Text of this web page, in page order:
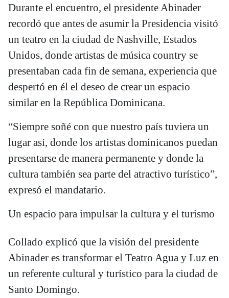
Durante el encuentro, el presidente Abinader
recordó que antes de asumir la Presidencia visitó
un teatro en la ciudad de Nashville, Estados
Unidos, donde artistas de música country se
presentaban cada fin de semana, experiencia que
despertó en él el deseo de crear un espacio
similar en la República Dominicana.
“Siempre soñé con que nuestro país tuviera un
lugar así, donde los artistas dominicanos puedan
presentarse de manera permanente y donde la
cultura también sea parte del atractivo turístico”,
expresó el mandatario.
Un espacio para impulsar la cultura y el turismo
Collado explicó que la visión del presidente
Abinader es transformar el Teatro Agua y Luz en
un referente cultural y turístico para la ciudad de
Santo Domingo.